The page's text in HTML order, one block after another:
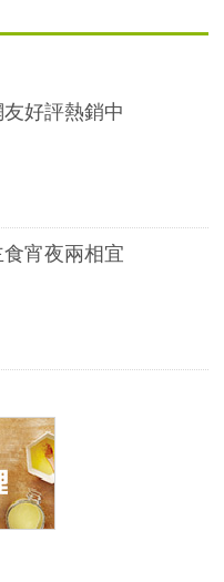
好評熱銷中
宵夜兩相宜